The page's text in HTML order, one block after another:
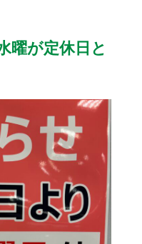
スキュー ご購入の流れ
会社概要
せ
曜が定休日と